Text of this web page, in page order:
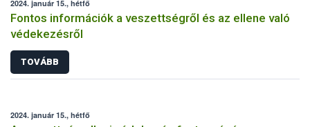
2024. január 15., hétfő
Fontos információk a veszettségről és az ellene való
védekezésről
TOVÁBB
2024. január 15., hétfő